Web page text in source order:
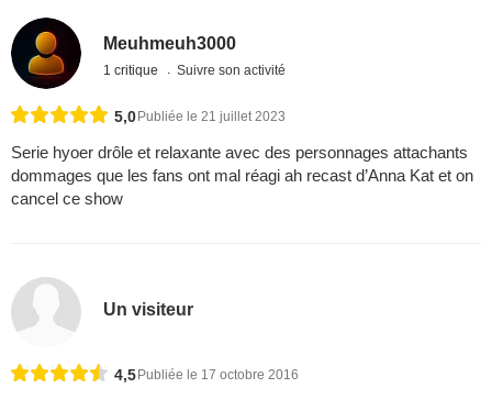
Meuhmeuh3000
1 critique Suivre son activité
5,0Publiée le 21 juillet 2023
Serie hyoer drôle et relaxante avec des personnages attachants
dommages que les fans ont mal réagi ah recast d’Anna Kat et on
cancel ce show
Un visiteur
4,5Publiée le 17 octobre 2016